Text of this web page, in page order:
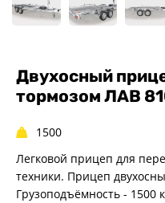
Двухосный
тормозом ЛАВ
1500
Легковой прицеп для
техники. Прицеп
Грузоподъёмность -